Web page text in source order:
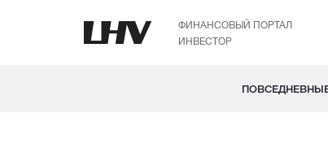
ФИНАНСОВЫЙ ПОРТАЛ
ИНВЕСТОР